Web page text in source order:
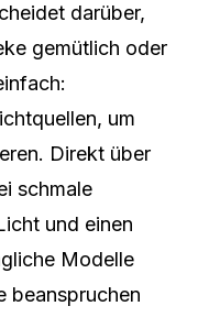
darüber,
gemütlich oder
um
Direkt über
schmale
und einen
Modelle
beanspruchen